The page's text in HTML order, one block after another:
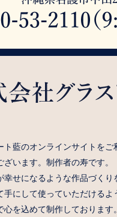
ト藍のオンラインサイトをご
ざいます。制作者の寿です。
幸せになるような作品づくり
手にして使っていただける
心を込めて制作しております